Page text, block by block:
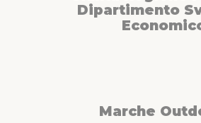
Dipartimento
Marche